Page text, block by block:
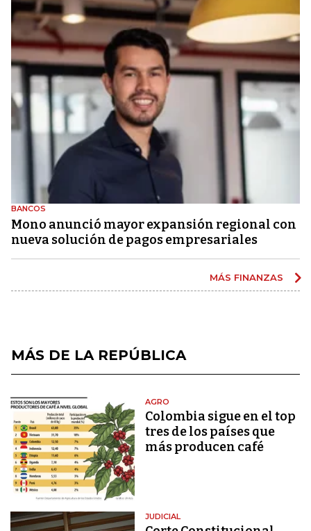
BANCOS
Mono anunció mayor expansión regional con
nueva solución de pagos empresariales
MÁS FINANZAS
MÁS DE LA REPÚBLICA
AGRO
Colombia sigue en el top
tres de los países que
más producen café
JUDICIAL